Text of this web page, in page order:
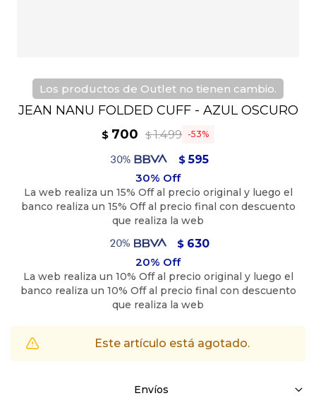
Los productos de Outlet no tienen cambio.
JEAN NANU FOLDED CUFF - AZUL OSCURO
$ 700 $1.499 53
$ 595
$ 630
Este artículo está agotado.
Envíos